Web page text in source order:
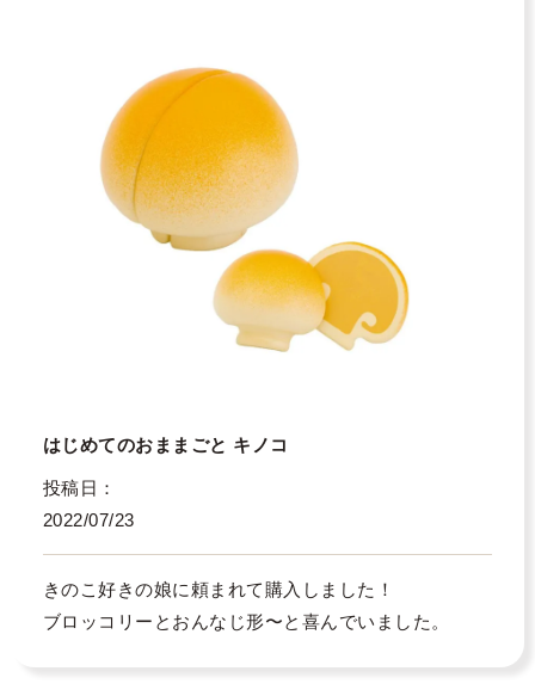
はじめてのおままごと キノコ
投稿日
2022/07/23
きのこ好きの娘に頼まれて購入しました！
ブロッコリーとおんなじ形〜と喜んでいました。